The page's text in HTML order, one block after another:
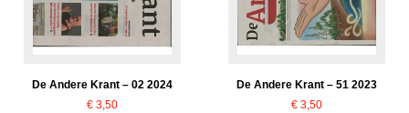
De Andere Krant – 02 2024
€ 3,50
De Andere Krant – 51 2023
€ 3,50